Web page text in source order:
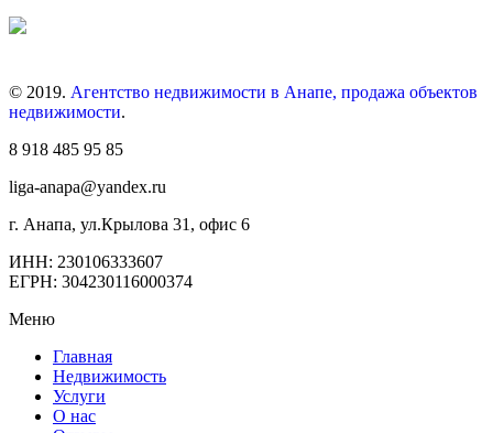
© 2019. Агентство недвижимости в Анапе, продажа объектов
недвижимости.
8 918 485 95 85
liga-anapa@yandex.ru
г. Анапа, ул.Крылова 31, офис 6
ИНН: 230106333607
ЕГРН: 304230116000374
Меню
Главная
Недвижимость
Услуги
О нас